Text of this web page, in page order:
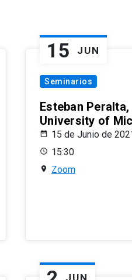
15 JUN
Seminarios
Esteban Peralta,
University of
15 de Junio de
15:30
Zoom